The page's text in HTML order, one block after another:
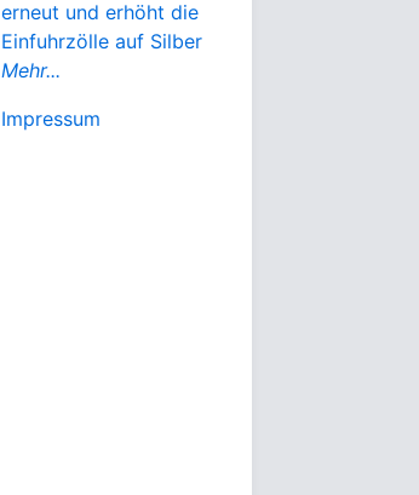
erneut und erhöht die
Einfuhrzölle auf Silber
Mehr...
Impressum